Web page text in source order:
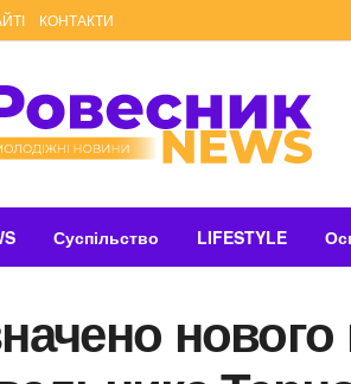
КОНТАКТИ
Суспільство LIFESTYLE
нового